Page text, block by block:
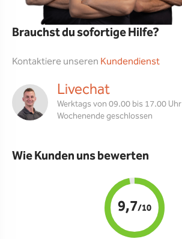
Brauchst du sofortige Hilfe?
Kontaktiere unseren Kundendienst
Livechat
Werktags von 09.00 bis 17.00 Uhr
Wochenende geschlossen
Wie Kunden uns bewerten
9,7/10